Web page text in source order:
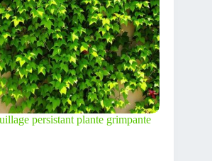
persistant plante grimpante